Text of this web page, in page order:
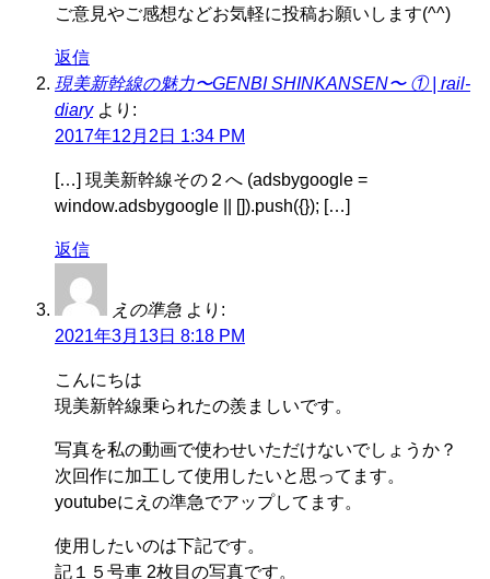
ご意見やご感想などお気軽に投稿お願いします(^^)
返信
現美新幹線の魅力〜GENBI SHINKANSEN〜 ① | rail-
diary より:
2017年12月2日 1:34 PM
[…] 現美新幹線その２へ (adsbygoogle =
window.adsbygoogle || []).push({}); […]
返信
えの準急 より:
2021年3月13日 8:18 PM
こんにちは
現美新幹線乗られたの羨ましいです。
写真を私の動画で使わせいただけないでしょうか？
次回作に加工して使用したいと思ってます。
youtubeにえの準急でアップしてます。
使用したいのは下記です。
記１５号車 2枚目の写真です。